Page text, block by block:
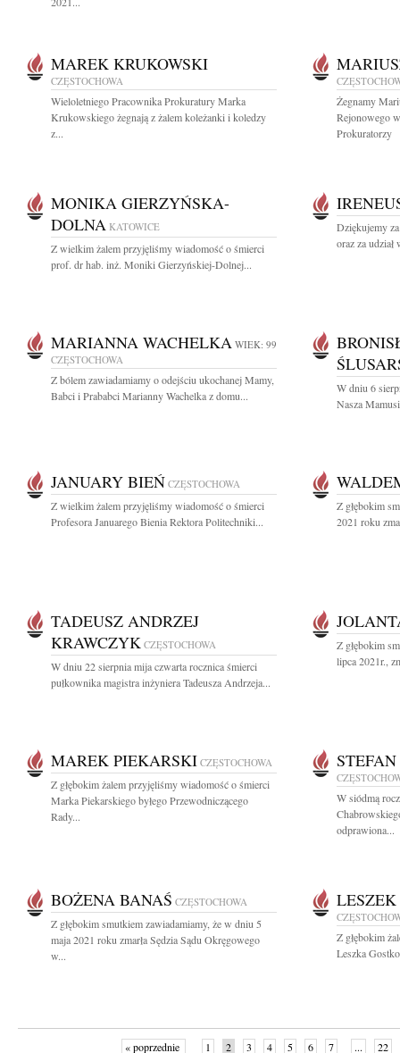
MAREK KRUKOWSKI
CZĘSTOCHOWA
Wieloletniego Pracownika Prokuratury Marka
Krukowskiego żegnają z żalem koleżanki i koledzy
z...
Żegnamy
Rejonowego
Prokuratorzy
MONIKA GIERZYŃSKA-
DOLNA KATOWICE
Z wielkim żalem przyjęliśmy wiadomość o śmierci
prof. dr hab. inż. Moniki Gierzyńskiej-Dolnej...
Dziękujemy
oraz za
MARIANNA WACHELKA WIEK: 99
CZĘSTOCHOWA
Z bólem zawiadamiamy o odejściu ukochanej Mamy,
Babci i Prababci Marianny Wachelka z domu...
W dniu 6
Nasza
JANUARY BIEŃ CZĘSTOCHOWA
Z wielkim żalem przyjęliśmy wiadomość o śmierci
Profesora Januarego Bienia Rektora Politechniki...
Z głębokim
2021 roku
TADEUSZ ANDRZEJ
KRAWCZYK CZĘSTOCHOWA
W dniu 22 sierpnia mija czwarta rocznica śmierci
pułkownika magistra inżyniera Tadeusza Andrzeja...
Z głębokim
lipca 2021r.,
MAREK PIEKARSKI CZĘSTOCHOWA
Z głębokim żalem przyjęliśmy wiadomość o śmierci
Marka Piekarskiego byłego Przewodniczącego
Rady...
W siódmą
odprawiona...
BOŻENA BANAŚ CZĘSTOCHOWA
Z głębokim smutkiem zawiadamiamy, że w dniu 5
maja 2021 roku zmarła Sędzia Sądu Okręgowego
w...
Z głębokim
Leszka
« poprzednie 1 2 3 4 5 6 7 ... 22